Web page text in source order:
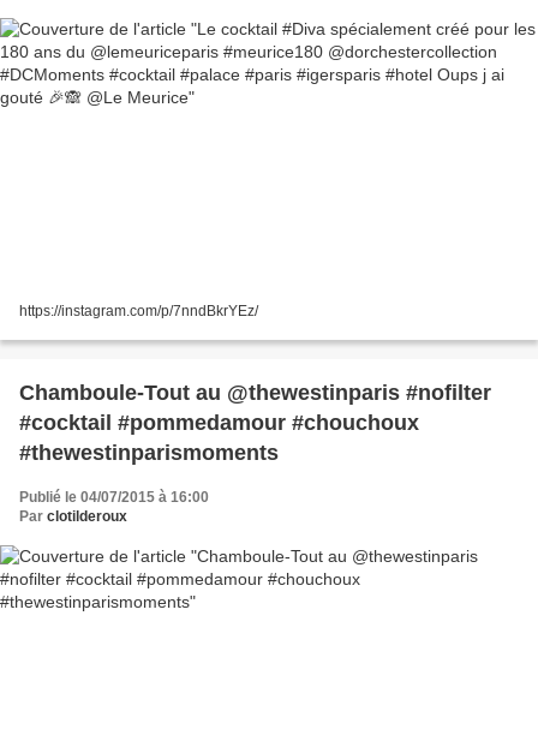
https://instagram.com/p/7nndBkrYEz/
Chamboule-Tout au @thewestinparis #nofilter
#cocktail #pommedamour #chouchoux
#thewestinparismoments
Publié le 04/07/2015 à 16:00
Par clotilderoux